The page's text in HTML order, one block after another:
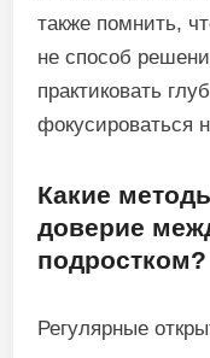
также помнить,
не способ
практиковать
фокусироваться
Какие
доверие
подростком?
Регулярные